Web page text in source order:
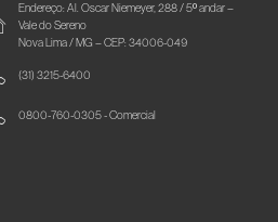
Endereço: Al. Oscar Niemeyer, 288 / 5º andar –
Vale do Sereno
Nova Lima / MG – CEP: 34006-049
(31) 3215-6400
0800-760-0305 - Comercial